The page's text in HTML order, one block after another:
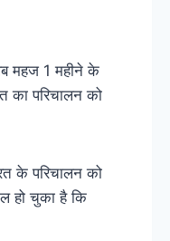
महज 1 महीने के
का परिचालन को
के परिचालन को
हो चुका है कि